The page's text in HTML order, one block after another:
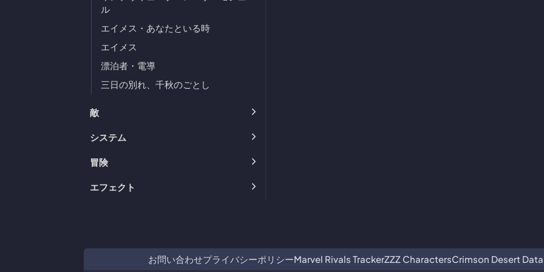
ル
エイメス・あなたといる時
エイメス
漂泊者・電導
三日の別れ、千秋のごとし
敵
システム
冒険
エフェクト
お問い合わせプライバシーポリシーMarvel Rivals TrackerZZZ CharactersCrimson Desert